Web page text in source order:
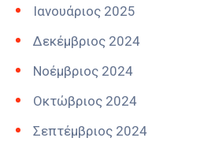
Ιανουάριος 2025
Δεκέμβριος 2024
Νοέμβριος 2024
Οκτώβριος 2024
Σεπτέμβριος 2024